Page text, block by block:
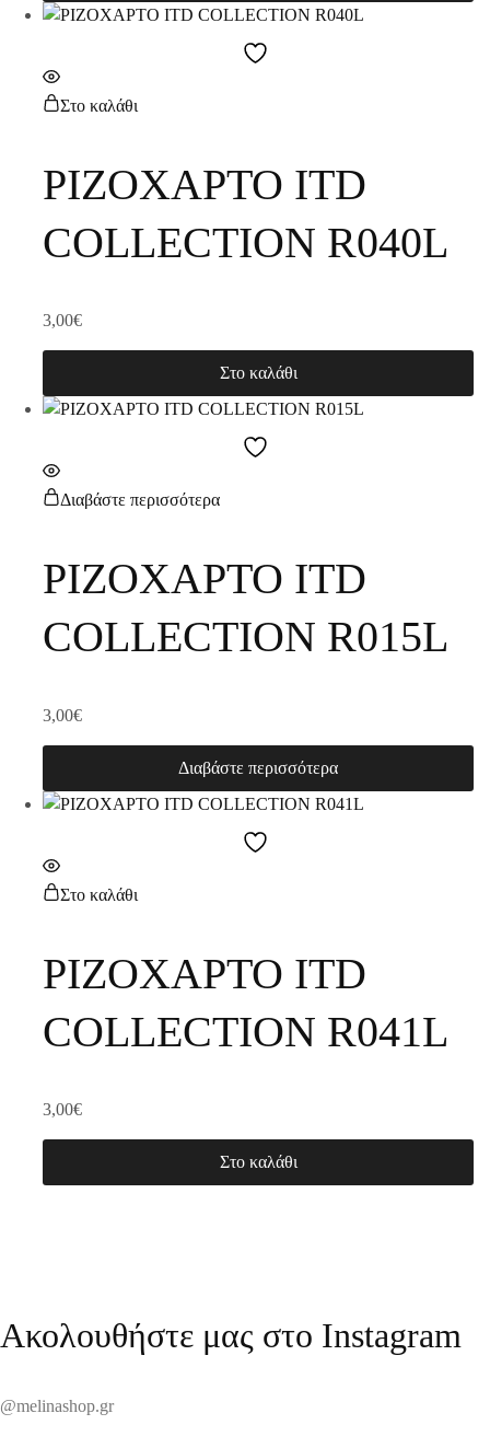
Στο καλάθι
ΡΙΖΟΧΑΡΤΟ ITD
COLLECTION R040L
3,00€
Στο καλάθι
Διαβάστε περισσότερα
ΡΙΖΟΧΑΡΤΟ ITD
COLLECTION R015L
3,00€
Διαβάστε περισσότερα
Στο καλάθι
ΡΙΖΟΧΑΡΤΟ ITD
COLLECTION R041L
3,00€
Στο καλάθι
Ακολουθήστε μας στο Instagram
@melinashop.gr